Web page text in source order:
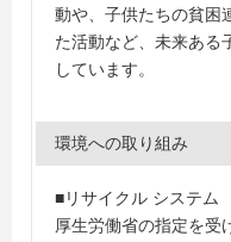
動や、子供たちの貧困
た活動など、未来ある
しています。
環境への取り組み
■リサイクル システム
厚生労働省の指定を受